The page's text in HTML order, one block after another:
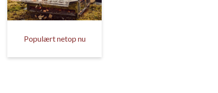
Populært netop nu